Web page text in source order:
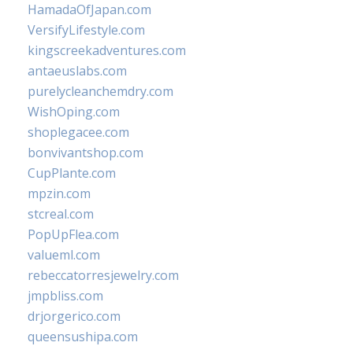
HamadaOfJapan.com
VersifyLifestyle.com
kingscreekadventures.com
antaeuslabs.com
purelycleanchemdry.com
WishOping.com
shoplegacee.com
bonvivantshop.com
CupPlante.com
mpzin.com
stcreal.com
PopUpFlea.com
valueml.com
rebeccatorresjewelry.com
jmpbliss.com
drjorgerico.com
queensushipa.com